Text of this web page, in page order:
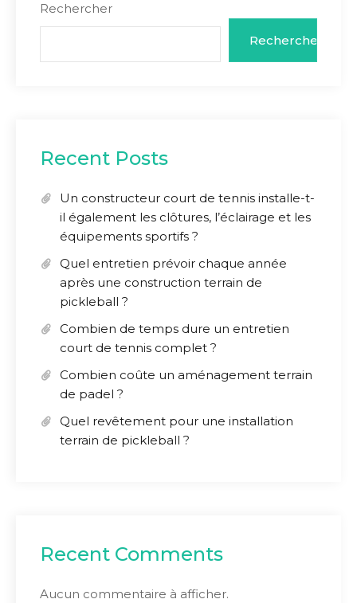
Rechercher
Rechercher
Recent Posts
Un constructeur court de tennis installe-t-
il également les clôtures, l’éclairage et les
équipements sportifs ?
Quel entretien prévoir chaque année
après une construction terrain de
pickleball ?
Combien de temps dure un entretien
court de tennis complet ?
Combien coûte un aménagement terrain
de padel ?
Quel revêtement pour une installation
terrain de pickleball ?
Recent Comments
Aucun commentaire à afficher.